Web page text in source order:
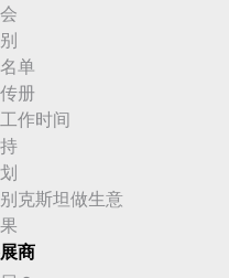
单
册
作时间
克斯坦做生意
商